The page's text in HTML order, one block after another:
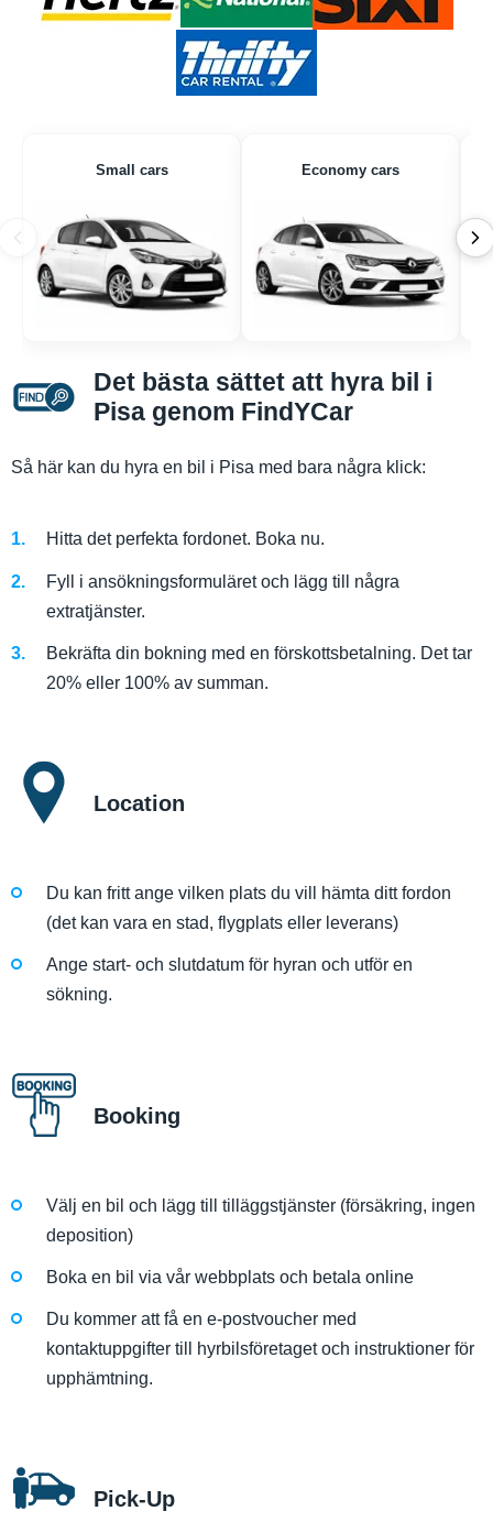
Small cars Economy cars
Det bästa sättet att hyra bil i
Pisa genom FindYCar
Så här kan du hyra en bil i Pisa med bara några klick:
Hitta det perfekta fordonet. Boka nu.
Fyll i ansökningsformuläret och lägg till några
extratjänster.
Bekräfta din bokning med en förskottsbetalning. Det tar
20% eller 100% av summan.
Location
Du kan fritt ange vilken plats du vill hämta ditt fordon
(det kan vara en stad, flygplats eller leverans)
Ange start- och slutdatum för hyran och utför en
sökning.
Booking
Välj en bil och lägg till tilläggstjänster (försäkring, ingen
deposition)
Boka en bil via vår webbplats och betala online
Du kommer att få en e-postvoucher med
kontaktuppgifter till hyrbilsföretaget och instruktioner för
upphämtning.
Pick-Up